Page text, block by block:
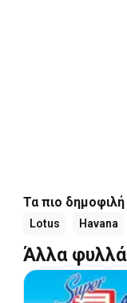
Τα πιο
Lotus Havana
Άλλα